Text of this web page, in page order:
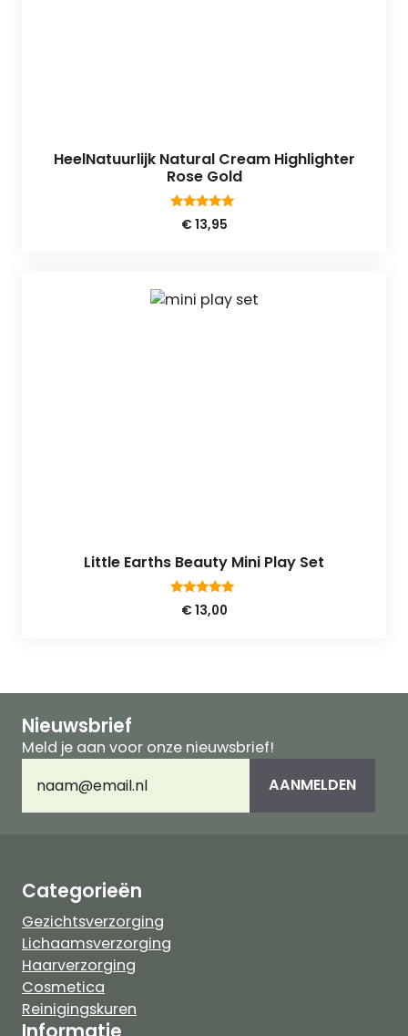
HeelNatuurlijk Natural Cream Highlighter
Rose Gold
5.00
van 5
€13,95
Little Earths Beauty Mini Play Set
5.00
van 5
€13,00
Nieuwsbrief
Meld je aan voor onze nieuwsbrief!
mailadres(Vereist) AANMELDEN
Categorieën
Gezichtsverzorging
Lichaamsverzorging
Haarverzorging
Cosmetica
Reinigingskuren